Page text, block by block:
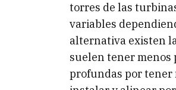
torres de las
variables
alternativa existen
suelen tener menos
profundas por tener